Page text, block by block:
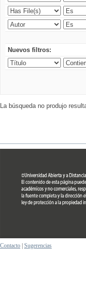
Nuevos filtros:
La búsqueda no produjo
Contacto Sugerencias